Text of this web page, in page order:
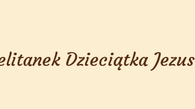
Dzieciątka Jezus